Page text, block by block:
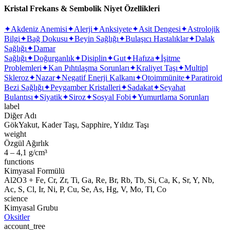
Kristal Frekans & Sembolik Niyet Özellikleri
✦Akdeniz Anemisi✦Alerji✦Anksiyete✦Asit Dengesi✦Astrolojik
Bilgi✦Bağ Dokusu✦Beyin Sağlığı✦Bulaşıcı Hastalıklar✦Dalak
Sağlığı✦Damar
Sağlığı✦Doğurganlık✦Disiplin✦Gut✦Hafıza✦İşitme
Problemleri✦Kan Pıhtılaşma Sorunları✦Kraliyet Taşı✦Multipl
Skleroz✦Nazar✦Negatif Enerji Kalkanı✦Otoimmünite✦Paratiroid
Bezi Sağlığı✦Peygamber Kristalleri✦Sadakat✦Seyahat
Bulantısı✦Siyatik✦Siroz✦Sosyal Fobi✦Yumurtlama Sorunları
label
Diğer Adı
GökYakut, Kader Taşı, Sapphire, Yıldız Taşı
weight
Özgül Ağırlık
4 – 4,1 g/cm³
functions
Kimyasal Formülü
Al2O3 + Fe, Cr, Zr, Ti, Ga, Re, Br, Rb, Tb, Si, Ca, K, Sr, Y, Nb,
Ac, S, Cl, Ir, Ni, P, Cu, Se, As, Hg, V, Mo, Tl, Co
science
Kimyasal Grubu
Oksitler
account_tree